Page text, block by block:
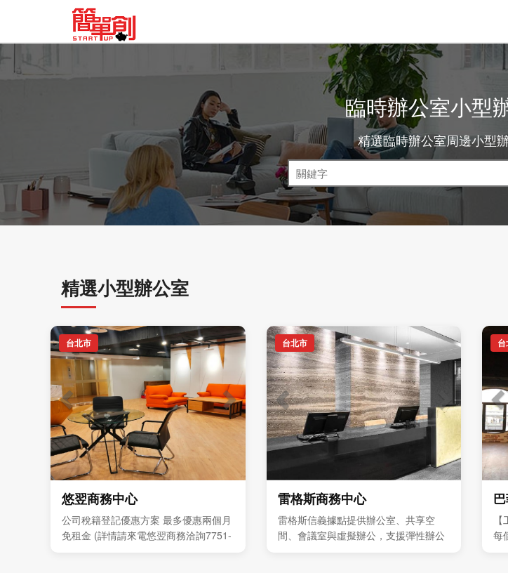
臨時辦公室小型
精選臨時辦公室周邊小型
精選小型辦公室
台北市
悠翌商務中心
公司稅籍登記優惠方案 最多優惠兩個月
免租金 (詳情請來電悠翌商務洽詢7751-
台北市
雷格斯商務中心
雷格斯信義據點提供辦公室、共享空
間、會議室與虛擬辦公，支援彈性辦公
每